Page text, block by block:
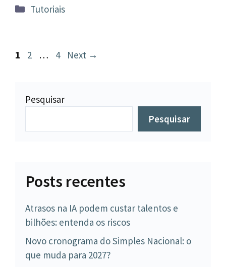
Categorias
Tutoriais
Navegação
Page
1 Page
2 … Page
4 Next →
Pesquisar
Pesquisar
Posts recentes
Atrasos na IA podem custar talentos e
bilhões: entenda os riscos
Novo cronograma do Simples Nacional: o
que muda para 2027?